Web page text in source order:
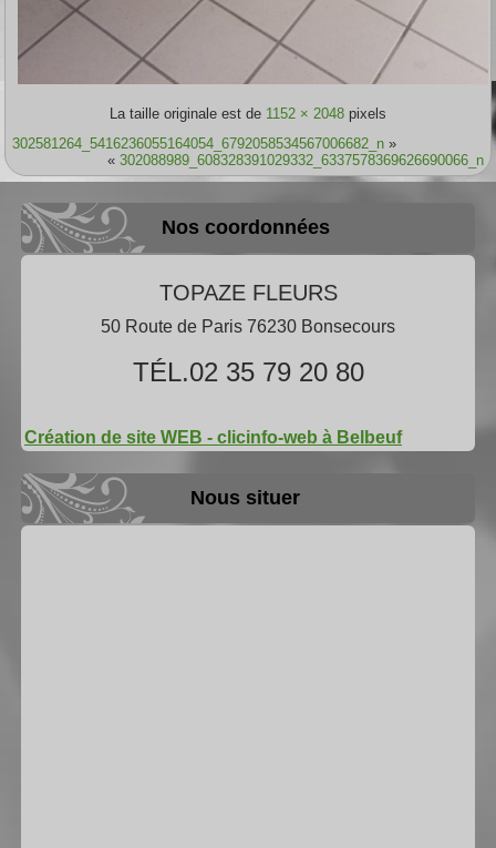
La taille originale est de 1152 × 2048 pixels
302581264_5416236055164054_6792058534567006682_n »
« 302088989_608328391029332_6337578369626690066_n
Nos coordonnées
TOPAZE FLEURS
50 Route de Paris 76230 Bonsecours
TÉL.02 35 79 20 80
Création de site WEB - clicinfo-web à Belbeuf
Nous situer